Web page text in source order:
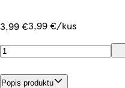
3,99 €3,99 €/kus
Popis produktu